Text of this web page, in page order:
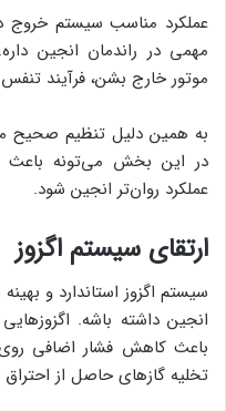
عملکرد مناسب سیستم خروج
مهمی در راندمان انجین
موتور خارج بشن، فرآیند
به همین دلیل تنظیم صحیح
در این بخش می‌تونه باعث
عملکرد روان‌تر انجین شود.
ارتقای سیستم اگزوز
سیستم اگزوز استاندارد و
انجین داشته باشه.
باعث کاهش فشار اضافی
تخلیه گازهای حاصل از